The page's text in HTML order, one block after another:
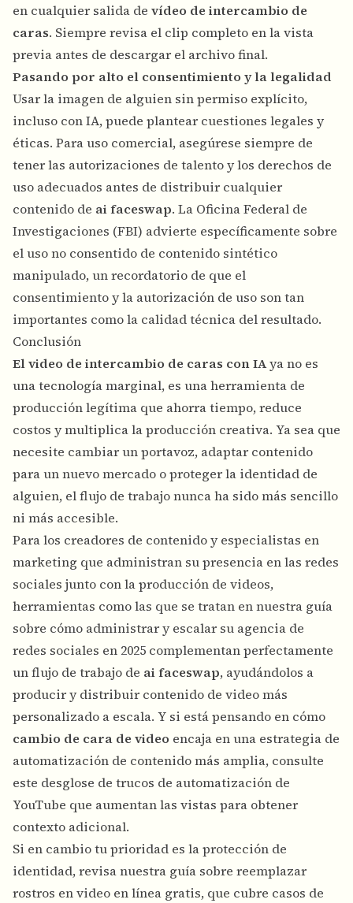
en cualquier salida de vídeo de intercambio de
caras. Siempre revisa el clip completo en la vista
previa antes de descargar el archivo final.
Pasando por alto el consentimiento y la legalidad
Usar la imagen de alguien sin permiso explícito,
incluso con IA, puede plantear cuestiones legales y
éticas. Para uso comercial, asegúrese siempre de
tener las autorizaciones de talento y los derechos de
uso adecuados antes de distribuir cualquier
contenido de ai faceswap. La Oficina Federal de
Investigaciones (FBI) advierte específicamente sobre
el uso no consentido de contenido sintético
manipulado, un recordatorio de que el
consentimiento y la autorización de uso son tan
importantes como la calidad técnica del resultado.
Conclusión
El video de intercambio de caras con IAya no es
una tecnología marginal, es una herramienta de
producción legítima que ahorra tiempo, reduce
costos y multiplica la producción creativa. Ya sea que
necesite cambiar un portavoz, adaptar contenido
para un nuevo mercado o proteger la identidad de
alguien, el flujo de trabajo nunca ha sido más sencillo
ni más accesible.
Para los creadores de contenido y especialistas en
marketing que administran su presencia en las redes
sociales junto con la producción de videos,
herramientas como las que se tratan en nuestra guía
sobre cómo administrar y escalar su agencia de
redes sociales en 2025 complementan perfectamente
un flujo de trabajo de ai faceswap, ayudándolos a
producir y distribuir contenido de video más
personalizado a escala. Y si está pensando en cómo
cambio de cara de video encaja en una estrategia de
automatización de contenido más amplia, consulte
este desglose de trucos de automatización de
YouTube que aumentan las vistas para obtener
contexto adicional.
Si en cambio tu prioridad es la protección de
identidad, revisa nuestra guía sobre reemplazar
rostros en video en línea gratis, que cubre casos de